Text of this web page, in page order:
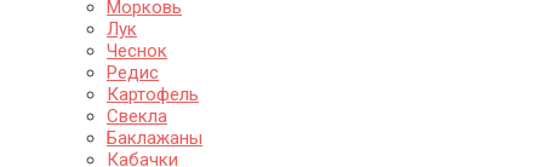
Морковь
Лук
Чеснок
Редис
Картофель
Свекла
Баклажаны
Кабачки